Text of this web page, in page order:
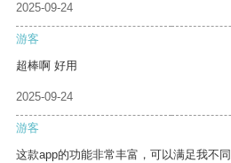
2025-09-24
游客
超棒啊 好用
2025-09-24
游客
这款app的功能非常丰富，可以满足我不同